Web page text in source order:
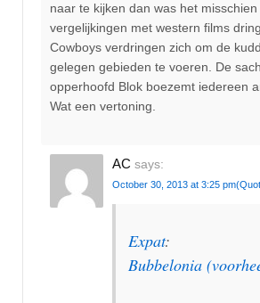
naar te kijken dan was het
vergelijkingen met western films
Cowboys verdringen zich om de
gelegen gebieden te voeren. De
opperhoofd Blok boezemt iedereen
Wat een vertoning.
AC says:
October 30, 2013 at 3:25 pm
Expat:
Bubbelonia